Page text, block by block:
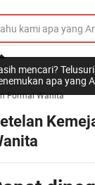
mencari?
apa yang
Formal Wanita